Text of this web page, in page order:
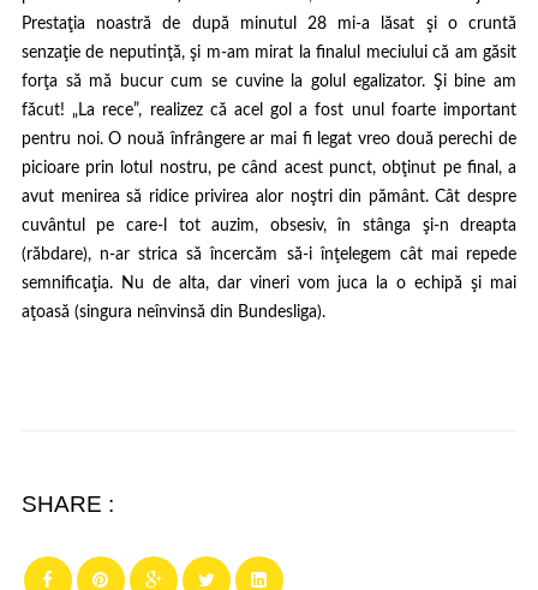
Prestaţia noastră de după minutul 28 mi-a lăsat şi o cruntă
senzaţie de neputinţă, şi m-am mirat la finalul meciului că am găsit
forţa să mă bucur cum se cuvine la golul egalizator. Şi bine am
făcut! „La rece”, realizez că acel gol a fost unul foarte important
pentru noi. O nouă înfrângere ar mai fi legat vreo două perechi de
picioare prin lotul nostru, pe când acest punct, obţinut pe final, a
avut menirea să ridice privirea alor noştri din pământ. Cât despre
cuvântul pe care-l tot auzim, obsesiv, în stânga şi-n dreapta
(răbdare), n-ar strica să încercăm să-i înţelegem cât mai repede
semnificaţia. Nu de alta, dar vineri vom juca la o echipă şi mai
aţoasă (singura neînvinsă din Bundesliga).
SHARE :